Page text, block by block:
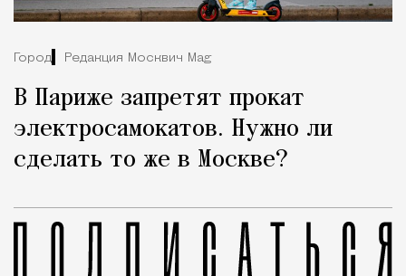
Город Редакция Москвич Mag
В Париже запретят прокат
электросамокатов. Нужно ли
сделать то же в Москве?